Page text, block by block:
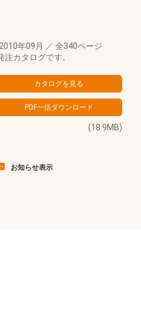
2010年09月 ／ 全340ページ
カタログです。
(18.9MB)
お知らせ表示